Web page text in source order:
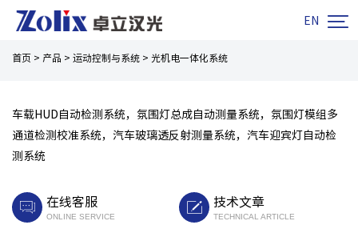
EN 
首页 > 产品 > 运动控制与系统 > 光机电一体化系统
车载HUD自动检测系统，氛围灯总成自动测量系统，氛围灯模组多
通道检测校准系统，汽车玻璃透反射测量系统，汽车迎宾灯自动检
测系统
在线客服
ONLINE SERVICE
技术文章
TECHNICAL ARTICLE